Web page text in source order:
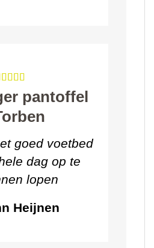
pantoffel
goed voetbed
dag op te
lopen
Heijnen